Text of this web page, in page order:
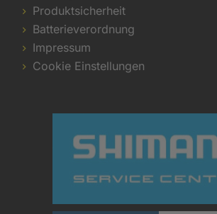
Produktsicherheit
Batterieverordnung
Impressum
Cookie Einstellungen